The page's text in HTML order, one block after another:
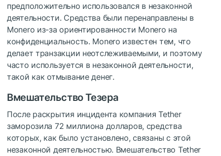
предположительно использовался в незаконной
деятельности. Средства были перенаправлены в
Monero из-за ориентированности Monero на
конфиденциальность. Monero известен тем, что
делает транзакции неотслеживаемыми, и поэтому
часто используется в незаконной деятельности,
такой как отмывание денег.
Вмешательство Тезера
После раскрытия инцидента компания Tether
заморозила 72 миллиона долларов, средства
которых, как было установлено, связаны с этой
незаконной деятельностью. Вмешательство Tether